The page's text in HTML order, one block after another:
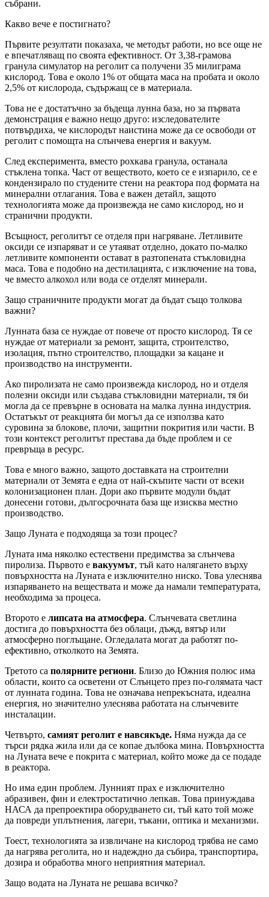
събрани.
Какво вече е постигнато?
Първите резултати показаха, че методът работи, но все още не
е впечатляващ по своята ефективност. От 3,38-грамова
гранула симулатор на реголит са получени 35 милиграма
кислород. Това е около 1% от общата маса на пробата и около
2,5% от кислорода, съдържащ се в материала.
Това не е достатъчно за бъдеща лунна база, но за първата
демонстрация е важно нещо друго: изследователите
потвърдиха, че кислородът наистина може да се освободи от
реголит с помощта на слънчева енергия и вакуум.
След експеримента, вместо рохкава гранула, останала
стъклена топка. Част от веществото, което се е изпарило, се е
кондензирало по студените стени на реактора под формата на
минерални отлагания. Това е важен детайл, защото
технологията може да произвежда не само кислород, но и
странични продукти.
Всъщност, реголитът се отделя при нагряване. Летливите
оксиди се изпаряват и се утаяват отделно, докато по-малко
летливите компоненти остават в разтопената стъкловидна
маса. Това е подобно на дестилацията, с изключение на това,
че вместо алкохол или вода се отделят минерали.
Защо страничните продукти могат да бъдат също толкова
важни?
Лунната база се нуждае от повече от просто кислород. Тя се
нуждае от материали за ремонт, защита, строителство,
изолация, пътно строителство, площадки за кацане и
производство на инструменти.
Ако пиролизата не само произвежда кислород, но и отделя
полезни оксиди или създава стъкловидни материали, тя би
могла да се превърне в основата на малка лунна индустрия.
Остатъкът от реакцията би могъл да се използва като
суровина за блокове, плочи, защитни покрития или части. В
този контекст реголитът престава да бъде проблем и се
превръща в ресурс.
Това е много важно, защото доставката на строителни
материали от Земята е една от най-скъпите части от всеки
колонизационен план. Дори ако първите модули бъдат
донесени готови, дългосрочната база ще изисква местно
производство.
Защо Луната е подходяща за този процес?
Луната има няколко естествени предимства за слънчева
пиролиза. Първото е вакуумът, тъй като налягането върху
повърхността на Луната е изключително ниско. Това улеснява
изпаряването на веществата и може да намали температурата,
необходима за процеса.
Второто е липсата на атмосфера. Слънчевата светлина
достига до повърхността без облаци, дъжд, вятър или
атмосферно поглъщане. Огледалата могат да работят по-
ефективно, отколкото на Земята.
Третото са полярните региони. Близо до Южния полюс има
области, които са осветени от Слънцето през по-голямата част
от лунната година. Това не означава непрекъсната, идеална
енергия, но значително улеснява работата на слънчевите
инсталации.
Четвърто, самият реголит е навсякъде. Няма нужда да се
търси рядка жила или да се копае дълбока мина. Повърхността
на Луната вече е покрита с материал, който може да се подаде
в реактора.
Но има един проблем. Лунният прах е изключително
абразивен, фин и електростатично лепкав. Това принуждава
НАСА да препроектира оборудването си, тъй като той може
да повреди уплътнения, лагери, тъкани, оптика и механизми.
Тоест, технологията за извличане на кислород трябва не само
да нагрява реголита, но и надеждно да събира, транспортира,
дозира и обработва много неприятния материал.
Защо водата на Луната не решава всичко?